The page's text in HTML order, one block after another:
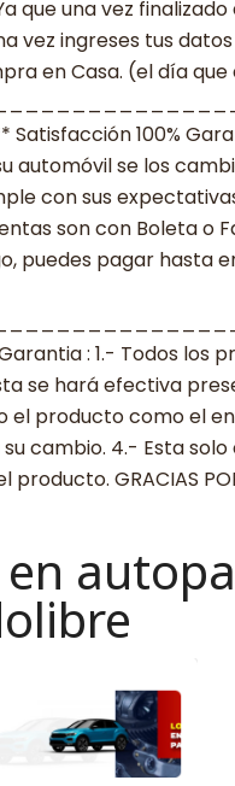
que una vez
vez ingreses tus
en Casa. (el día
100%
automóvil se los
con sus
son con Boleta o
puedes pagar hasta
: 1.- Todos los
se hará efectiva
el producto como el
cambio. 4.- Esta
GRACIAS
en